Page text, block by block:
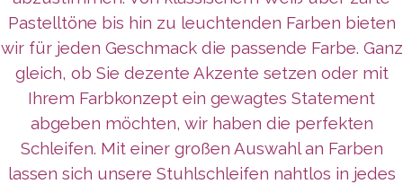
Pastelltöne bis hin zu leuchtenden Farben bieten
wir für jeden Geschmack die passende Farbe. Ganz
gleich, ob Sie dezente Akzente setzen oder mit
Ihrem Farbkonzept ein gewagtes Statement
abgeben möchten, wir haben die perfekten
Schleifen. Mit einer großen Auswahl an Farben
lassen sich unsere Stuhlschleifen nahtlos in jedes